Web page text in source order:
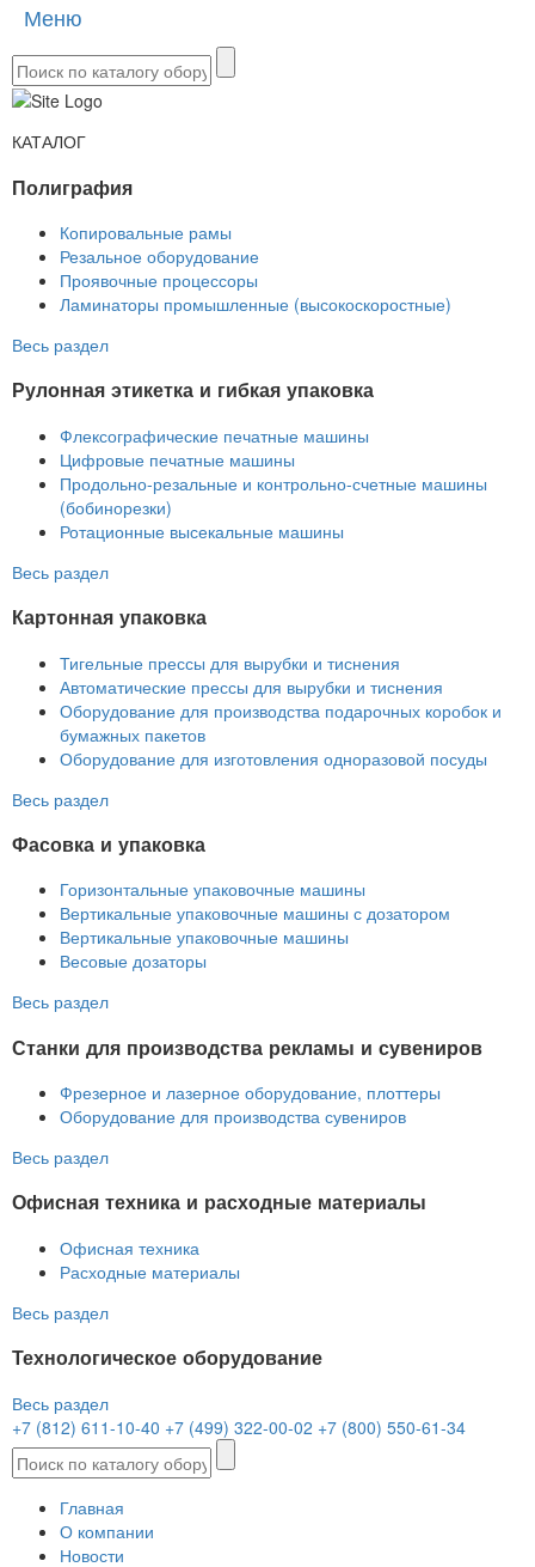
Меню
КАТАЛОГ
Полиграфия
Копировальные рамы
Резальное оборудование
Проявочные процессоры
Ламинаторы промышленные (высокоскоростные)
Весь раздел
Рулонная этикетка и гибкая упаковка
Флексографические печатные машины
Цифровые печатные машины
Продольно-резальные и контрольно-счетные машины
(бобинорезки)
Ротационные высекальные машины
Весь раздел
Картонная упаковка
Тигельные прессы для вырубки и тиснения
Автоматические прессы для вырубки и тиснения
Оборудование для производства подарочных коробок и
бумажных пакетов
Оборудование для изготовления одноразовой посуды
Весь раздел
Фасовка и упаковка
Горизонтальные упаковочные машины
Вертикальные упаковочные машины с дозатором
Вертикальные упаковочные машины
Весовые дозаторы
Весь раздел
Станки для производства рекламы и сувениров
Фрезерное и лазерное оборудование, плоттеры
Оборудование для производства сувениров
Весь раздел
Офисная техника и расходные материалы
Офисная техника
Расходные материалы
Весь раздел
Технологическое оборудование
Весь раздел
+7 (812) 611-10-40 +7 (499) 322-00-02 +7 (800) 550-61-34
Главная
О компании
Новости